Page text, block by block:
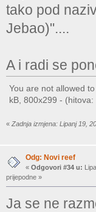
tako pod
Jebao)"....
A i radi se
You are not allowed
kB, 800x299 -
« Zadnja izmjena: Lipanj 19,
Odg: Novi reef
« Odgovori #34 u:
prijepodne »
Ja se ne